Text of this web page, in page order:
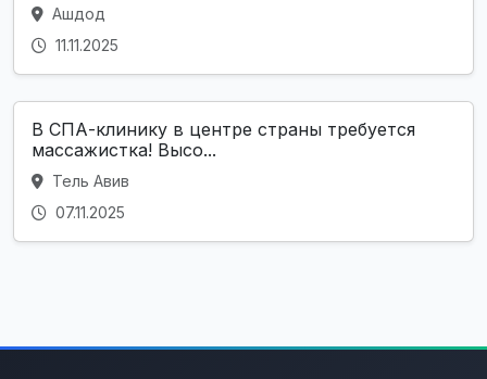
Ашдод
11.11.2025
В СПА-клинику в центре страны требуется
массажистка! Высо...
Тель Авив
07.11.2025